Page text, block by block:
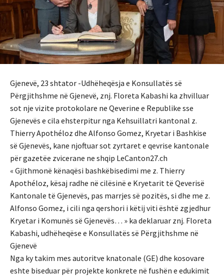
Gjenevë, 23 shtator -Udhëheqësja e Konsullatës së
Përgjithshme në Gjenevë, znj. Floreta Kabashi ka zhvilluar
sot nje vizite protokolare ne Qeverine e Republike sse
Gjenevës e cila ehsterpitur nga Kehsuillatri kantonal z.
Thierry Apothéloz dhe Alfonso Gomez, Kryetar i Bashkise
së Gjenevës, kane njoftuar sot zyrtaret e qevrise kantonale
për gazetëe zvicerane ne shqip LeCanton27.ch
« Gjithmonë kënaqësi bashkëbisedimi me z. Thierry
Apothéloz, kësaj radhe në cilësinë e Kryetarit të Qeverisë
Kantonale të Gjenevës, pas marrjes së pozitës, si dhe me z.
Alfonso Gomez, i cili nga qershori i këtij viti është zgjedhur
Kryetar i Komunës së Gjenevës… » ka deklaruar znj. Floreta
Kabashi, udhëheqëse e Konsullatës së Përgjithshme në
Gjenevë
Nga ky takim mes autoritve knatonale (GE) dhe kosovare
eshte biseduar për projekte konkrete në fushën e edukimit